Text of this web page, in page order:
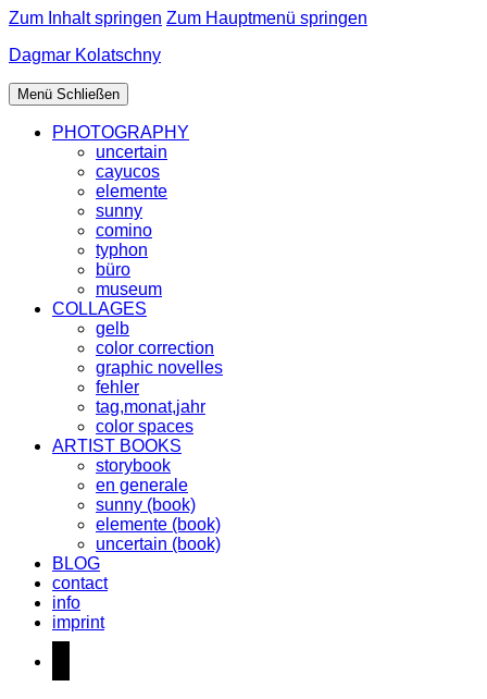
Zum Inhalt springen Zum Hauptmenü springen
Dagmar Kolatschny
Menü Schließen
PHOTOGRAPHY
uncertain
cayucos
elemente
sunny
comino
typhon
büro
museum
COLLAGES
gelb
color correction
graphic novelles
fehler
tag,monat,jahr
color spaces
ARTIST BOOKS
storybook
en generale
sunny (book)
elemente (book)
uncertain (book)
BLOG
contact
info
imprint